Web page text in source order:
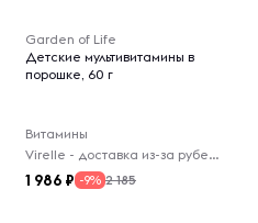
Garden of Life
Детские мультивитамины в
порошке, 60 г
Витамины
Virelle - доставка из-за рубежа
1 986 -9% 2 185